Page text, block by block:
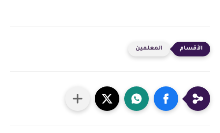
المعلمين